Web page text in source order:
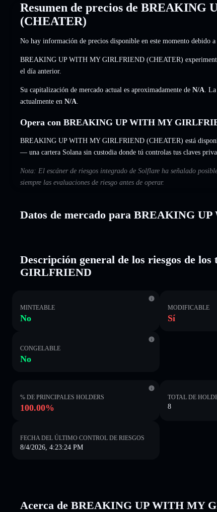
Resumen de precios de
(CHEATER)
No hay información de precios disponible en este momento debido a
BREAKING UP WITH MY GIRLFRIEND (CHEATER)
el día anterior.
Su capitalización de mercado actual es aproximadamente de N/A .
actualmente en N/A
Opera con BREAKING UP WITH MY
BREAKING UP WITH MY GIRLFRIEND (CHEATER) está
— una cartera Solana sin custodia donde tú controlas tus claves
Nota: El escáner de riesgos integrado de Solflare ha señalado
siempre las evaluaciones de riesgo antes de operar.
Datos de mercado para BREAKING
Descripción general de los riesgos de
GIRLFRIEND
MINTEABLE
No
MODIFICABLE
Sí
CONGELABLE
No
% DE PRINCIPALES HOLDERS
100.00%
TOTAL DE
8
FECHA DEL ÚLTIMO CONTROL DE RIESGOS
8/4/2026, 4:23:24 PM
Acerca de BREAKING UP WITH MY